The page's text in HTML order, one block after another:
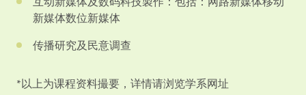
新媒体数位新媒体
传播研究及民意调查
*以上为课程资料撮要，详情请浏览学系网址